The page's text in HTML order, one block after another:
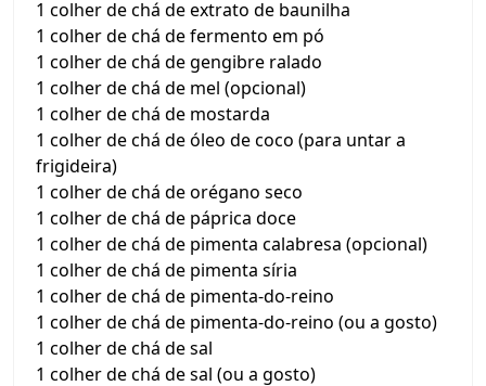
1 colher de chá de extrato de baunilha
1 colher de chá de fermento em pó
1 colher de chá de gengibre ralado
1 colher de chá de mel (opcional)
1 colher de chá de mostarda
1 colher de chá de óleo de coco (para untar a
frigideira)
1 colher de chá de orégano seco
1 colher de chá de páprica doce
1 colher de chá de pimenta calabresa (opcional)
1 colher de chá de pimenta síria
1 colher de chá de pimenta-do-reino
1 colher de chá de pimenta-do-reino (ou a gosto)
1 colher de chá de sal
1 colher de chá de sal (ou a gosto)